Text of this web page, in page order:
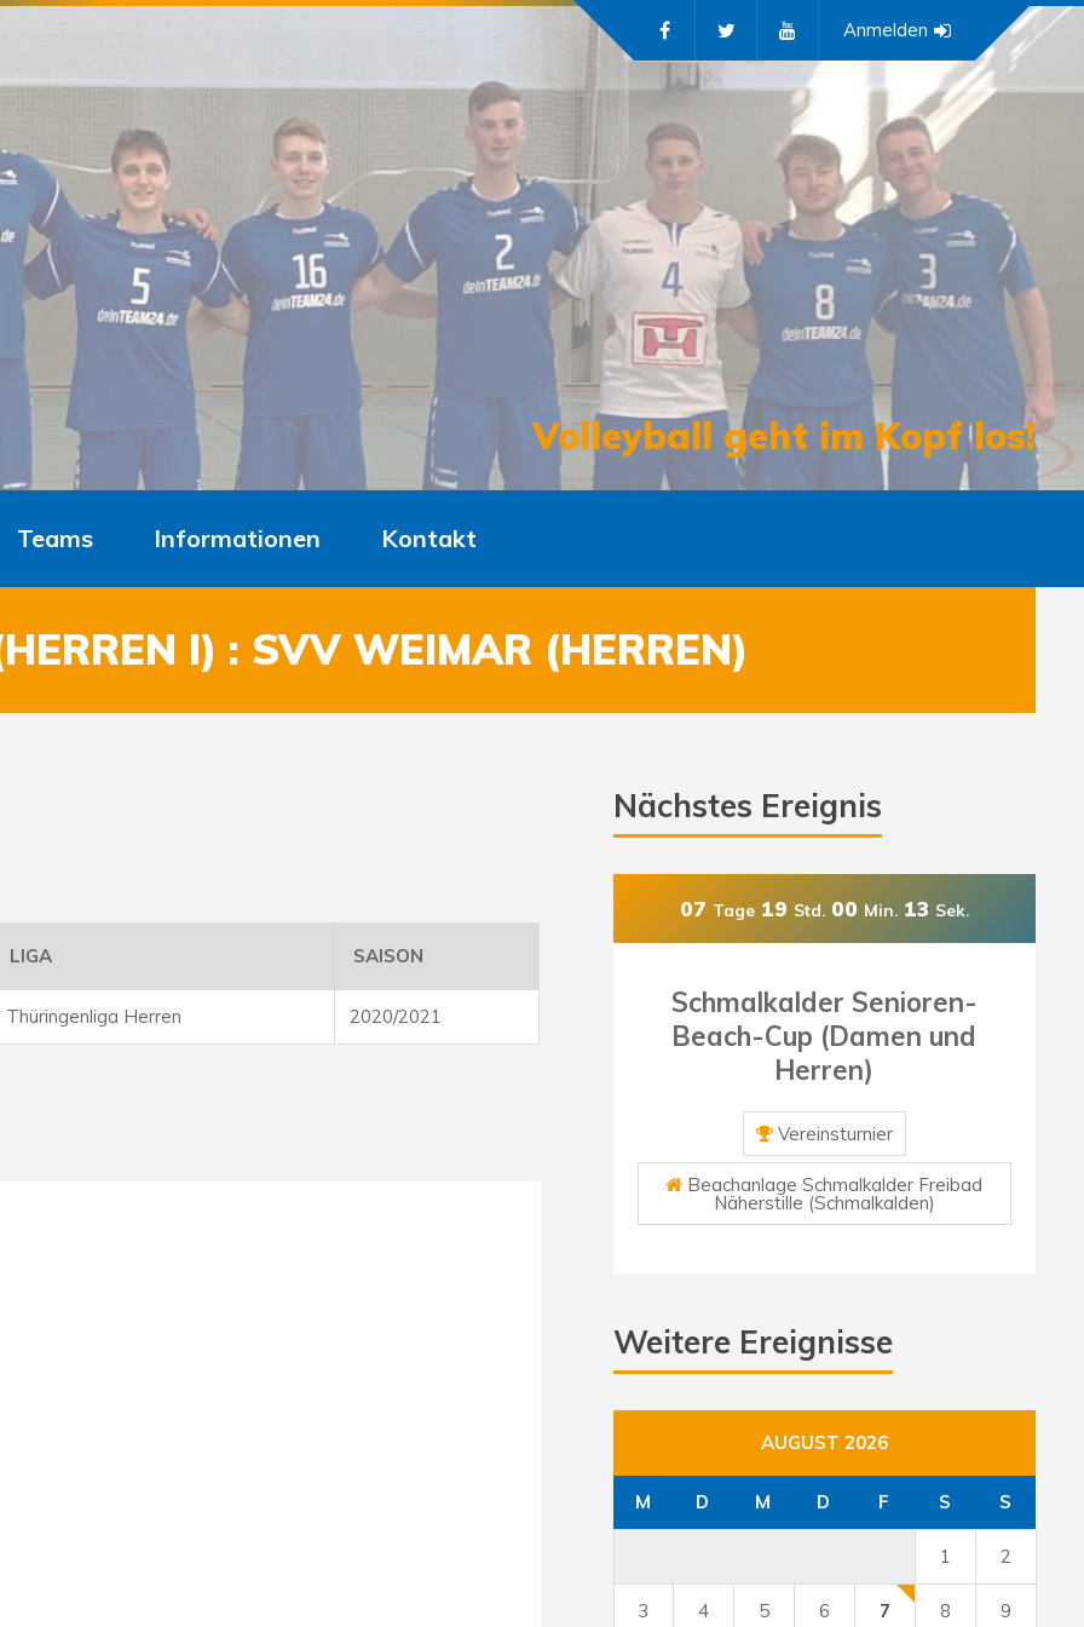
Volleyball geht im Kopf los!
Anmelden
Teams Informationen Kontakt
I) : SVV WEIMAR (HERREN)
LIGA SAISON
Thüringenliga Herren 2020/2021
Nächstes Ereignis
07 Tage 19 Std. 00 Min. 11 Sek.
Schmalkalder Senioren-
Beach-Cup (Damen und
Herren)
Vereinsturnier
Beachanlage Schmalkalder Freibad
Näherstille (Schmalkalden)
Weitere Ereignisse
AUGUST 2026
M D M D F S S
1 2
3 4 5 6 7 8 9